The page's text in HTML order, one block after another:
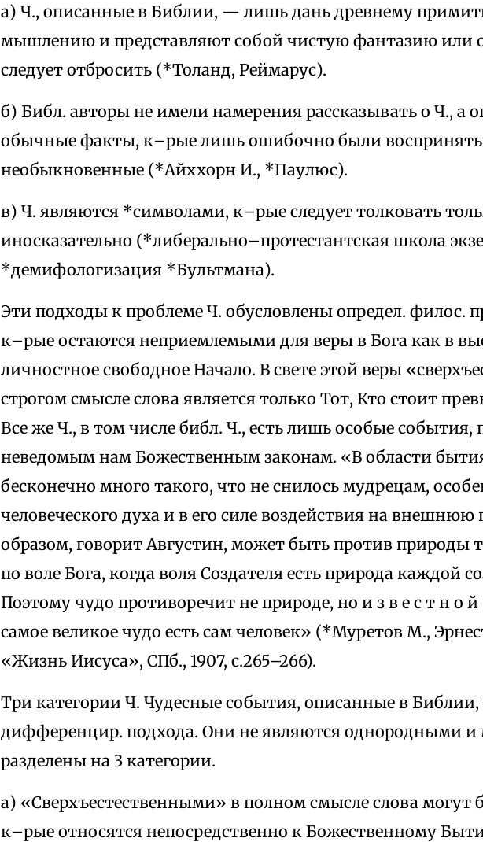
а) Ч., описанные в Библии, — лишь дань древнему
мышлению и представляют собой чистую фантазию или
следует отбросить (*Толанд, Реймарус).
б) Библ. авторы не имели намерения рассказывать о Ч., а
обычные факты, к–рые лишь ошибочно были
необыкновенные (*Айххорн И., *Паулюс).
в) Ч. являются *символами, к–рые следует толковать
иносказательно (*либерально–протестантская школа
*демифологизация *Бультмана).
Эти подходы к проблеме Ч. обусловлены определ. филос.
к–рые остаются неприемлемыми для веры в Бога как в
личностное свободное Начало. В свете этой веры
строгом смысле слова является только Тот, Кто стоит
Все же Ч., в том числе библ. Ч., есть лишь особые
неведомым нам Божественным законам. «В области
бесконечно много такого, что не снилось мудрецам,
человеческого духа и в его силе воздействия на
образом, говорит Августин, может быть против природы
по воле Бога, когда воля Создателя есть природа каждой
Поэтому чудо противоречит не природе, но и з в е с т н о
самое великое чудо есть сам человек» (*Муретов М.,
«Жизнь Иисуса», СПб., 1907, с.265–266).
Три категории Ч. Чудесные события, описанные в
дифференцир. подхода. Они не являются однородными и
разделены на 3 категории.
а) «Сверхъестественными» в полном смысле слова могут
к–рые относятся непосредственно к Божественному